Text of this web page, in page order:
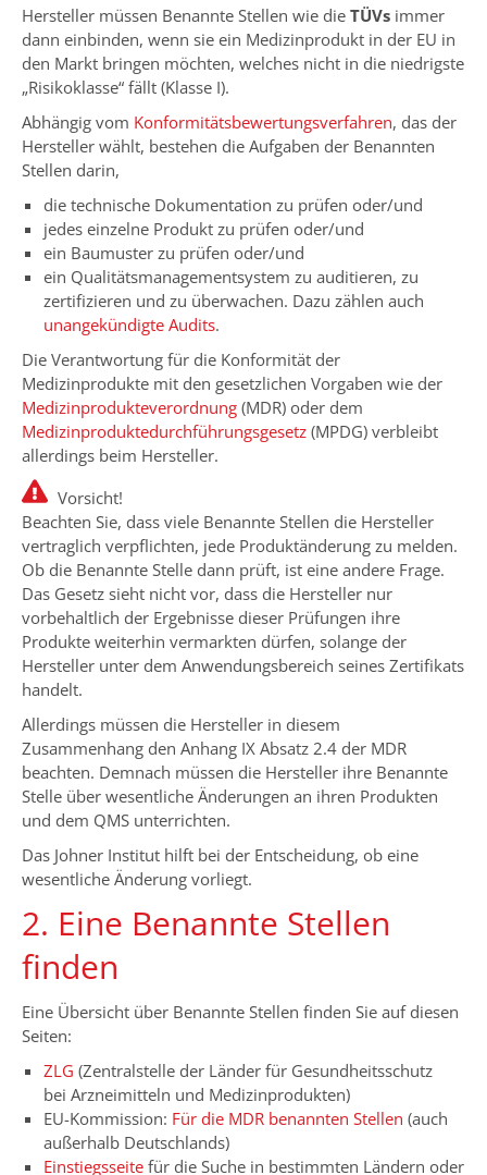
Hersteller müssen Benannte Stellen wie die TÜVs immer
dann einbinden, wenn sie ein Medizinprodukt in der EU in
den Markt bringen möchten, welches nicht in die niedrigste
„Risikoklasse“ fällt (Klasse I).
Abhängig vom Konformitätsbewertungsverfahren, das der
Hersteller wählt, bestehen die Aufgaben der Benannten
Stellen darin,
die technische Dokumentation zu prüfen oder/und
jedes einzelne Produkt zu prüfen oder/und
ein Baumuster zu prüfen oder/und
ein Qualitätsmanagementsystem zu auditieren, zu
zertifizieren und zu überwachen. Dazu zählen auch
unangekündigte Audits.
Die Verantwortung für die Konformität der
Medizinprodukte mit den gesetzlichen Vorgaben wie der
Medizinprodukteverordnung (MDR) oder dem
Medizinproduktedurchführungsgesetz (MPDG) verbleibt
allerdings beim Hersteller.
Vorsicht!
Beachten Sie, dass viele Benannte Stellen die Hersteller
vertraglich verpflichten, jede Produktänderung zu melden.
Ob die Benannte Stelle dann prüft, ist eine andere Frage.
Das Gesetz sieht nicht vor, dass die Hersteller nur
vorbehaltlich der Ergebnisse dieser Prüfungen ihre
Produkte weiterhin vermarkten dürfen, solange der
Hersteller unter dem Anwendungsbereich seines Zertifikats
handelt.
Allerdings müssen die Hersteller in diesem
Zusammenhang den Anhang IX Absatz 2.4 der MDR
beachten. Demnach müssen die Hersteller ihre Benannte
Stelle über wesentliche Änderungen an ihren Produkten
und dem QMS unterrichten.
Das Johner Institut hilft bei der Entscheidung, ob eine
wesentliche Änderung vorliegt.
2. Eine Benannte Stellen
finden
Eine Übersicht über Benannte Stellen finden Sie auf diesen
Seiten:
ZLG (Zentralstelle der Länder für Gesundheitsschutz
bei Arzneimitteln und Medizinprodukten)
EU-Kommission: Für die MDR benannten Stellen (auch
außerhalb Deutschlands)
Einstiegsseite für die Suche in bestimmten Ländern oder